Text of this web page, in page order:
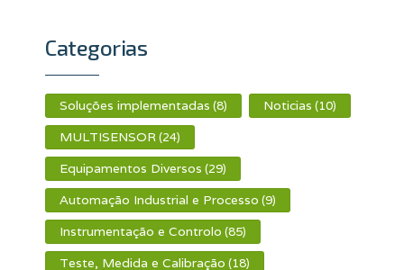
Categorias
Soluções implementadas (8) Noticias (10)
MULTISENSOR(24)
Equipamentos Diversos (29)
Automação Industrial e Processo (9)
Instrumentação e Controlo (85)
Teste, Medida e Calibração (18)